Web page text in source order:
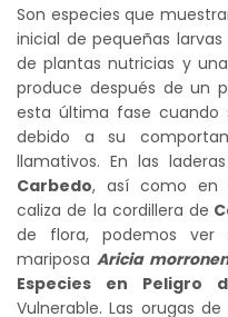
Son especies que
inicial de pequeñas
de plantas nutricias y
produce después de un
esta última fase cuando
debido a su
llamativos. En las
Carbedo, así como en
caliza de la cordillera de
de flora, podemos ver
mariposa Aricia
Especies en Peligro
Vulnerable. Las orugas